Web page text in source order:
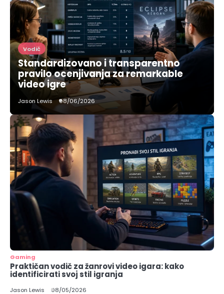
Vodič
Standardizovano i transparentno
pravilo ocenjivanja za remarkable
video igre
Jason Lewis 08/06/2026
Gaming
Praktičan vodič za žanrovi video igara: kako
identificirati svoj stil igranja
Jason Lewis 08/05/2026